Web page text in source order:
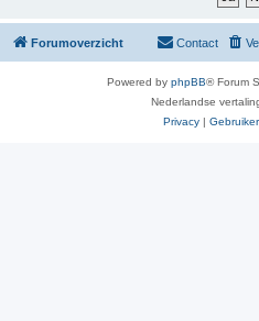
Forumoverzicht Contact
Powered by phpBB® Forum
Nederlandse
Privacy |